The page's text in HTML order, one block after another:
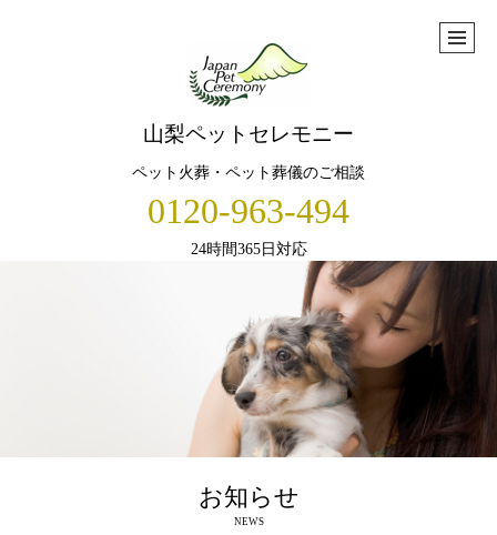
山梨ペットセレモニー
ペット火葬・ペット葬儀のご相談
0120-963-494
24時間365日対応
お知らせ
NEWS